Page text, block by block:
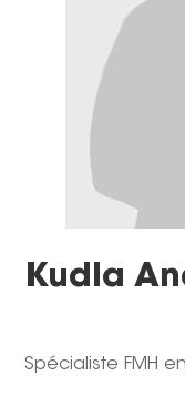
Kudla
Spécialiste FMH